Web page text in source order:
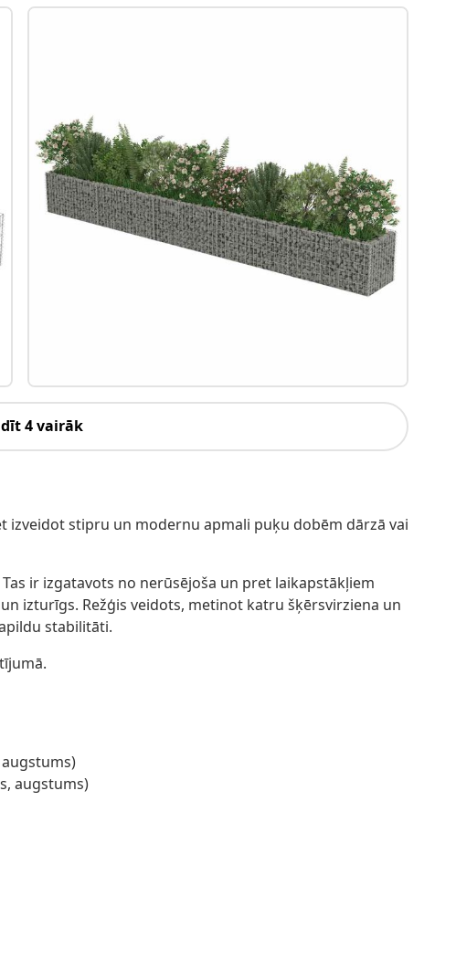
4 vairāk
stipru un modernu apmali puķu dobēm dārzā vai
ir izgatavots no nerūsējoša un pret laikapstākļiem
izturīgs. Režģis veidots, metinot katru šķērsvirziena un
stabilitāti.
augstums)